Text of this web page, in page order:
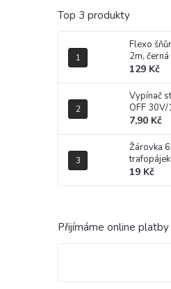
Top 3 produkty
Flexo
2m, černá
129 Kč
Vypínač
OFF
7,90 Kč
Žárovka
trafopájek
19 Kč
Přijímáme online platby